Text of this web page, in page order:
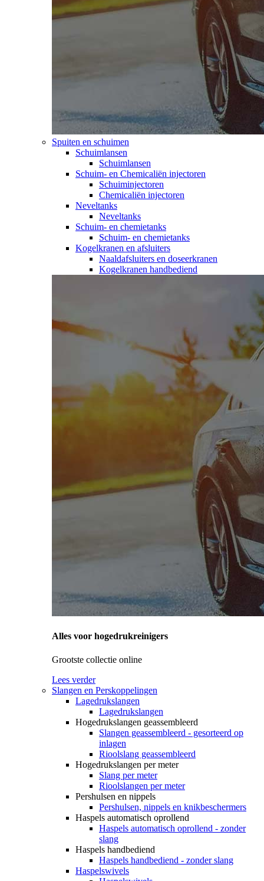
Spuiten en schuimen
Schuimlansen
Schuimlansen
Schuim- en Chemicaliën injectoren
Schuiminjectoren
Chemicaliën injectoren
Neveltanks
Neveltanks
Schuim- en chemietanks
Schuim- en chemietanks
Kogelkranen en afsluiters
Naaldafsluiters en doseerkranen
Kogelkranen handbediend
Alles voor hogedrukreinigers
Grootste collectie online
Lees verder
Slangen en Perskoppelingen
Lagedrukslangen
Lagedrukslangen
Hogedrukslangen geassembleerd
Slangen geassembleerd - gesorteerd op
inlagen
Rioolslang geassembleerd
Hogedrukslangen per meter
Slang per meter
Rioolslangen per meter
Pershulsen en nippels
Pershulsen, nippels en knikbeschermers
Haspels automatisch oprollend
Haspels automatisch oprollend - zonder
slang
Haspels handbediend
Haspels handbediend - zonder slang
Haspelswivels